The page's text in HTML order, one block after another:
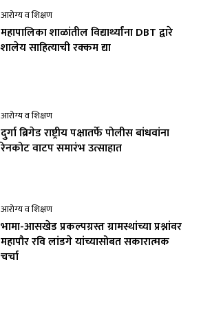
आरोग्य व शिक्षण
महापालिका शाळांतील विद्यार्थ्यांना DBT द्वारे
शालेय साहित्याची रक्कम द्या
आरोग्य व शिक्षण
दुर्गा ब्रिगेड राष्ट्रीय पक्षातर्फे पोलीस बांधवांना
रेनकोट वाटप समारंभ उत्साहात
आरोग्य व शिक्षण
भामा-आसखेड प्रकल्पग्रस्त ग्रामस्थांच्या प्रश्नांवर
महापौर रवि लांडगे यांच्यासोबत सकारात्मक
चर्चा